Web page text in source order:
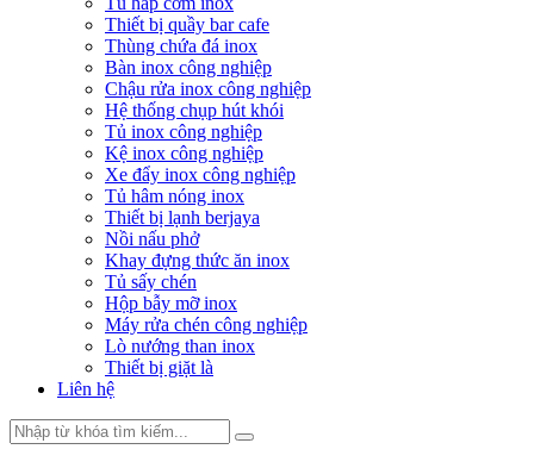
Thiết bị quầy bar cafe
Thùng chứa đá inox
Bàn inox công nghiệp
Chậu rửa inox công nghiệp
Hệ thống chụp hút khói
Tủ inox công nghiệp
Kệ inox công nghiệp
Xe đẩy inox công nghiệp
Tủ hâm nóng inox
Thiết bị lạnh berjaya
Nồi nấu phở
Khay đựng thức ăn inox
Tủ sấy chén
Hộp bẫy mỡ inox
Máy rửa chén công nghiệp
Lò nướng than inox
Thiết bị giặt là
Liên hệ